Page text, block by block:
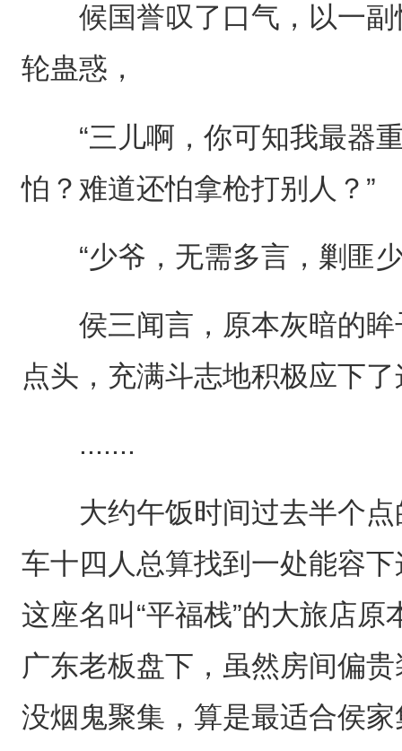
候国誉叹了口气，以一副
轮蛊惑，
“三儿啊，你可知我最器重
怕？难道还怕拿枪打别人？”
“少爷，无需多言，剿匪少
侯三闻言，原本灰暗的眸
点头，充满斗志地积极应下
.......
大约午饭时间过去半个点
车十四人总算找到一处能容
这座名叫“平福栈”的大旅店
广东老板盘下，虽然房间偏
没烟鬼聚集，算是最适合侯